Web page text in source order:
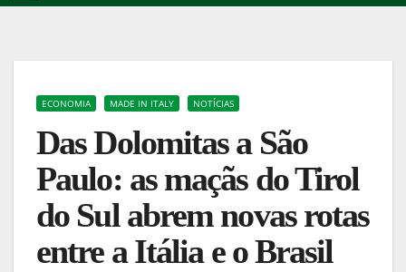
ECONOMIA MADE IN ITALY NOTÍCIAS
Das Dolomitas a São
Paulo: as maçãs do Tirol
do Sul abrem novas rotas
entre a Itália e o Brasil